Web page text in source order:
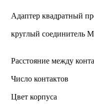
Адаптер квадратный
круглый соединитель
Расстояние между
Число контактов
Цвет корпуса